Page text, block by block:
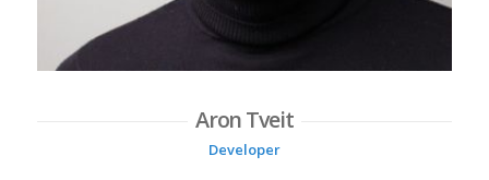
Aron Tveit
Developer